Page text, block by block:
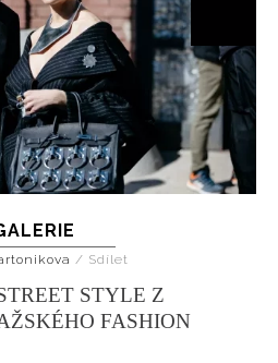
/ Sdílet
STYLE Z
FASHION